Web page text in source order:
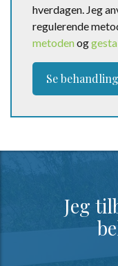
hverdagen. Jeg
regulerende
metodenog
Se
Jeg